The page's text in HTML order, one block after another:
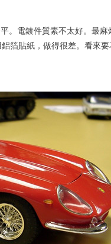
電鍍件質素不太好。最
箔貼紙，做得很差。看來要